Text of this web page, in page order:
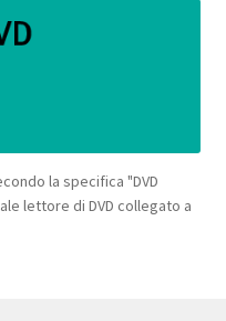
la specifica "DVD
lettore di DVD collegato a